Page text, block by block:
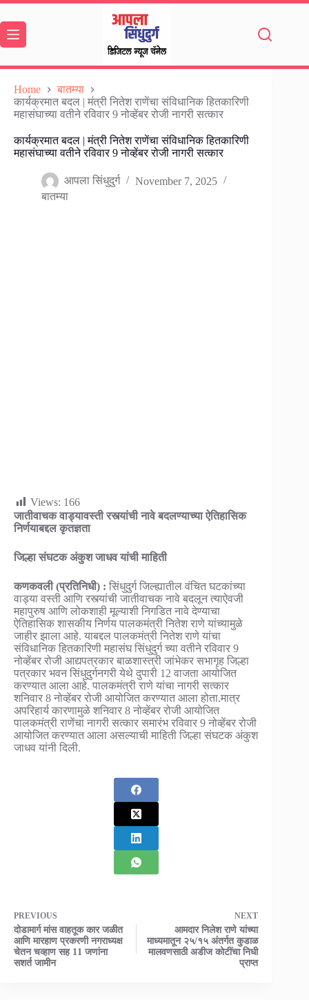
Skip
content
Home
बातम्या
कार्यक्रमात बदल | मंत्री नितेश राणेंचा संविधानिक हितकारिणी
महासंघाच्या वतीने रविवार 9 नोव्हेंबर रोजी नागरी सत्कार
कार्यक्रमात बदल | मंत्री नितेश राणेंचा संविधानिक हितकारिणी
महासंघाच्या वतीने रविवार 9 नोव्हेंबर रोजी नागरी सत्कार
आपला सिंधुदुर्ग
November 7, 2025
बातम्या
Views: 166
जातीवाचक वाड्यावस्ती रस्त्यांची नावे बदलण्याच्या ऐतिहासिक
निर्णयाबद्दल कृतज्ञता
जिल्हा संघटक अंकुश जाधव यांची माहिती
कणकवली (प्रतिनिधी) : सिंधुदुर्ग जिल्ह्यातील वंचित घटकांच्या
वाड्या वस्ती आणि रस्त्यांची जातीवाचक नावे बदलून त्याऐवजी
महापुरुष आणि लोकशाही मूल्याशी निगडित नावे देण्याचा
ऐतिहासिक शासकीय निर्णय पालकमंत्री नितेश राणे यांच्यामुळे
जाहीर झाला आहे. याबद्दल पालकमंत्री नितेश राणे यांचा
संविधानिक हितकारिणी महासंघ सिंधुदुर्ग च्या वतीने रविवार 9
नोव्हेंबर रोजी आद्यपत्रकार बाळशास्त्री जांभेकर सभागृह जिल्हा
पत्रकार भवन सिंधुदुर्गनगरी येथे दुपारी 12 वाजता आयोजित
करण्यात आला आहे. पालकमंत्री राणे यांचा नागरी सत्कार
शनिवार 8 नोव्हेंबर रोजी आयोजित करण्यात आला होता.मात्र
अपरिहार्य कारणामुळे शनिवार 8 नोव्हेंबर रोजी आयोजित
पालकमंत्री राणेंचा नागरी सत्कार समारंभ रविवार 9 नोव्हेंबर रोजी
आयोजित करण्यात आला असल्याची माहिती जिल्हा संघटक अंकुश
जाधव यांनी दिली.
PREVIOUS
दोडामार्ग मांस वाहतूक कार जळीत
आणि मारहाण प्रकरणी नगराध्यक्ष
चेतन चव्हाण सह 11 जणांना
सशर्त जामीन
NEXT
आमदार निलेश राणे यांच्या
माध्यमातून २५/१५ अंतर्गत कुडाळ
मालवणसाठी अडीज कोटींचा निधी
प्राप्त